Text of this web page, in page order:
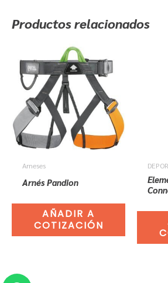
Productos relacionados
Arneses
Arnés Pandion
AÑADIR A
COTIZACIÓN